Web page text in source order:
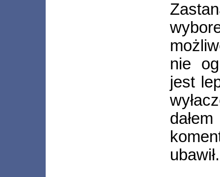
nie
jest
ubawił.